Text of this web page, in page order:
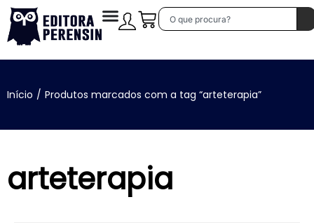
Início / Produtos marcados com a tag “arteterapia”
arteterapia